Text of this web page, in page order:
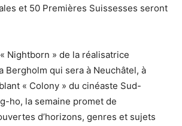
et 50 Premières Suissesses seront
Nightborn » de la réalisatrice
Bergholm qui sera à Neuchâtel, à
« Colony » du cinéaste Sud-
ho, la semaine promet de
d’horizons, genres et sujets